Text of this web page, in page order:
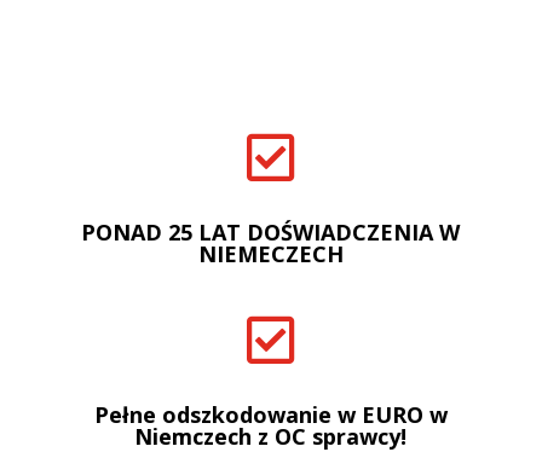

PONAD 25 LAT DOŚWIADCZENIA W
NIEMECZECH

Pełne odszkodowanie w EURO w
Niemczech z OC sprawcy!